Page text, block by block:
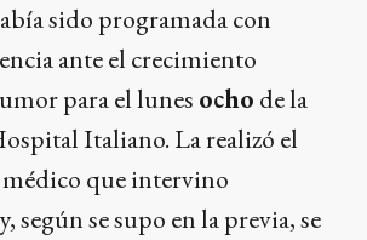
sido programada con
ante el crecimiento
para el lunes ocho de la
Italiano. La realizó el
que intervino
según se supo en la previa, se